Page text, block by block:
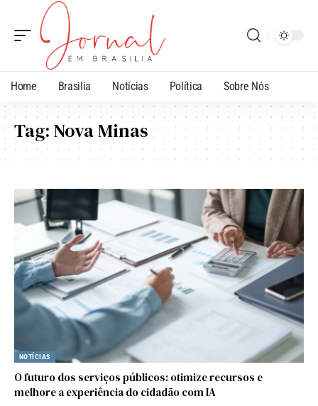
Home Brasilia Notícias Política Sobre Nós
Tag:Nova Minas
NOTÍCIAS
O futuro dos serviços públicos: otimize recursos e
melhore a experiência do cidadão com IA